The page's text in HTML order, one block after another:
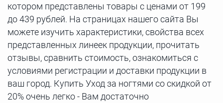
котором представлены товары с ценами от 199
до 439 рублей. На страницах нашего сайта Вы
можете изучить характеристики, свойства всех
представленных линеек продукции, прочитать
отзывы, сравнить стоимость, ознакомиться с
условиями регистрации и доставки продукции в
ваш город. Купить Уход за ногтями со скидкой от
20% очень легко - Вам достаточно